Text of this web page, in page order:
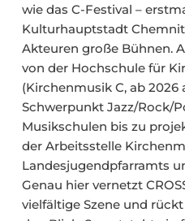
wie das C-Festival –
Kulturhauptstadt
Akteuren große Bühnen.
von der Hochschule für
(Kirchenmusik C, ab
Schwerpunkt Jazz/Rock/
Musikschulen bis zu
der Arbeitsstelle
Landesjugendpfarramts
Genau hier vernetzt
vielfältige Szene und